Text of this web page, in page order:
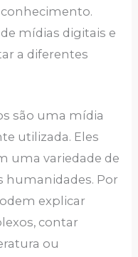
conhecimento.
mídias digitais e
a diferentes
são uma mídia
utilizada. Eles
uma variedade de
humanidades. Por
explicar
contar
ou